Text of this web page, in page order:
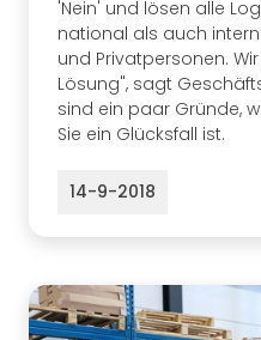
'Nein' und lösen alle
national als auch
und Privatpersonen.
Lösung", sagt
sind ein paar Gründe,
Sie ein Glücksfall ist.
14-9-2018